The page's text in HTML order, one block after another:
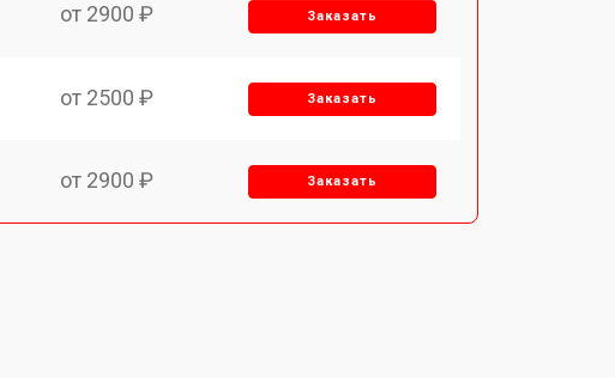
от 2900 ₽ Заказать
от 2500 ₽ Заказать
от 2900 ₽ Заказать